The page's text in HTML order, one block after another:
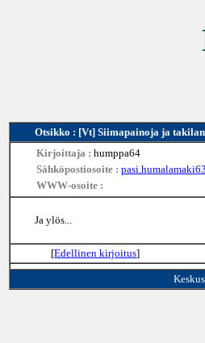
Otsikko : [Vt] Siimapainoja ja
Kirjoittaja : humppa64
Sähköpostiosoite :
WWW-osoite :
Ja ylös...
[Edellinen kirjoitus]